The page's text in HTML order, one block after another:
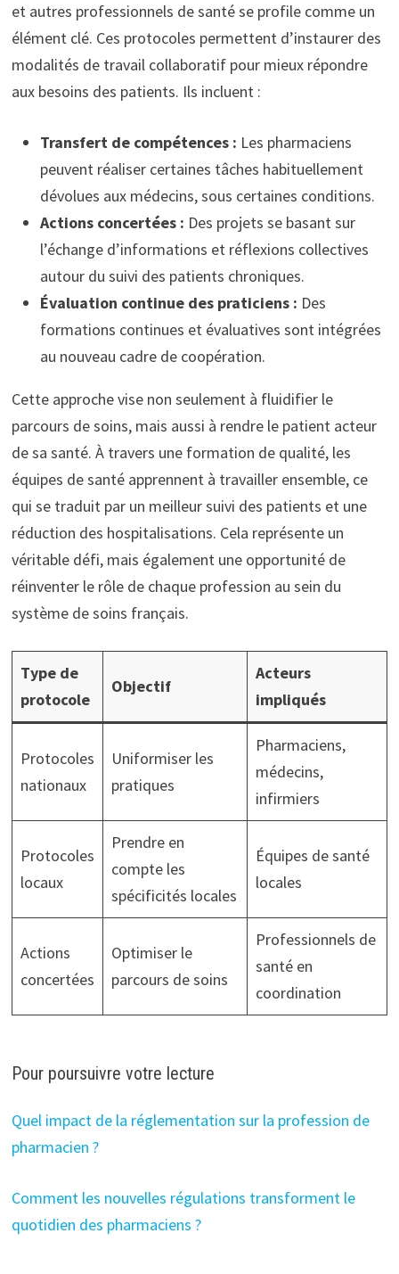
et autres professionnels de santé se profile comme un
élément clé. Ces protocoles permettent d’instaurer des
modalités de travail collaboratif pour mieux répondre
aux besoins des patients. Ils incluent :
Transfert de compétences : Les pharmaciens
peuvent réaliser certaines tâches habituellement
dévolues aux médecins, sous certaines conditions.
Actions concertées : Des projets se basant sur
l’échange d’informations et réflexions collectives
autour du suivi des patients chroniques.
Évaluation continue des praticiens : Des
formations continues et évaluatives sont intégrées
au nouveau cadre de coopération.
Cette approche vise non seulement à fluidifier le
parcours de soins, mais aussi à rendre le patient acteur
de sa santé. À travers une formation de qualité, les
équipes de santé apprennent à travailler ensemble, ce
qui se traduit par un meilleur suivi des patients et une
réduction des hospitalisations. Cela représente un
véritable défi, mais également une opportunité de
réinventer le rôle de chaque profession au sein du
système de soins français.
Type de
protocole
Objectif
Acteurs
impliqués
Protocoles
nationaux
Uniformiser les
pratiques
Pharmaciens,
médecins,
infirmiers
Protocoles
locaux
Prendre en
compte les
spécificités locales
Équipes de santé
locales
Actions
concertées
Optimiser le
parcours de soins
Professionnels de
santé en
coordination
Pour poursuivre votre lecture
Quel impact de la réglementation sur la profession de
pharmacien ?
Comment les nouvelles régulations transforment le
quotidien des pharmaciens ?